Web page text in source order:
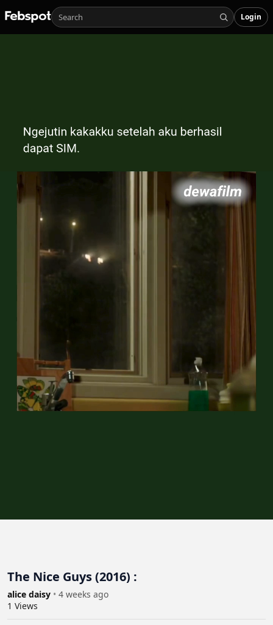
Login
The Nice Guys (2016) :
alice daisy • 4 weeks ago
1 Views